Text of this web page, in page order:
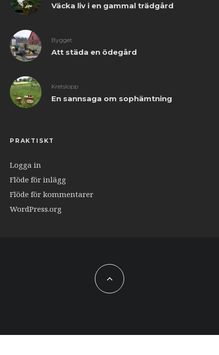
Väcka liv i en gammal trädgård
Bygget
Att städa en ödegård
Kretslopp
En sannsaga om sophämtning
PRAKTISKT
Logga in
Flöde för inlägg
Flöde för kommentarer
WordPress.org